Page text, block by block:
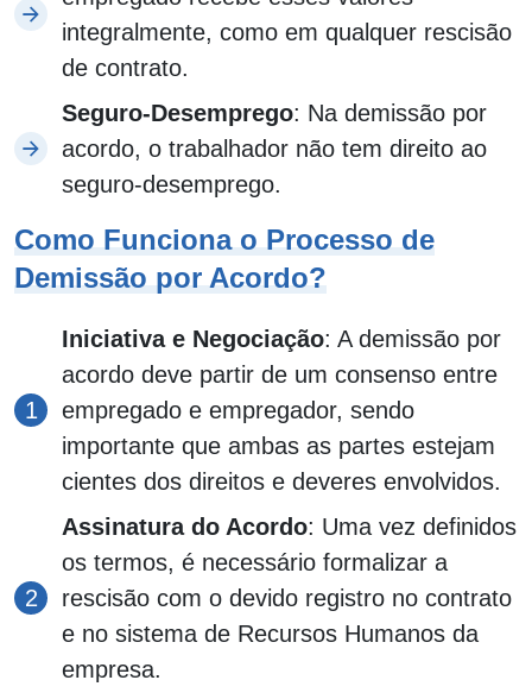
integralmente, como em qualquer rescisão
de contrato.
Seguro-Desemprego: Na demissão por
acordo, o trabalhador não tem direito ao
seguro-desemprego.
Como Funciona o Processo de
Demissão por Acordo?
Iniciativa e Negociação: A demissão por
acordo deve partir de um consenso entre
empregado e empregador, sendo
importante que ambas as partes estejam
cientes dos direitos e deveres envolvidos.
Assinatura do Acordo: Uma vez definidos
os termos, é necessário formalizar a
rescisão com o devido registro no contrato
e no sistema de Recursos Humanos da
empresa.